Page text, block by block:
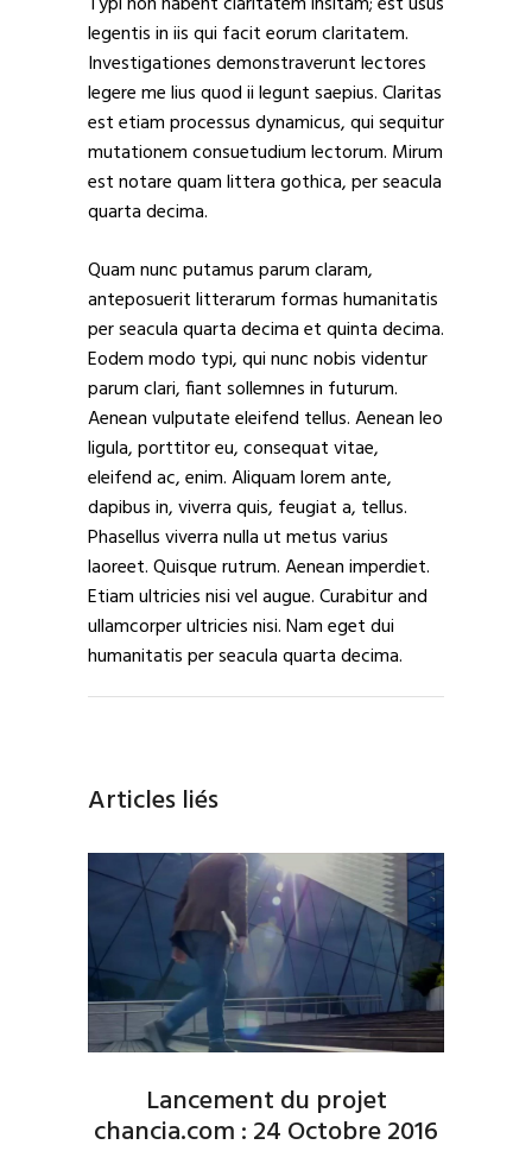
legentis in iis qui facit eorum claritatem.
Investigationes demonstraverunt lectores
legere me lius quod ii legunt saepius. Claritas
est etiam processus dynamicus, qui sequitur
mutationem consuetudium lectorum. Mirum
est notare quam littera gothica, per seacula
quarta decima.
Quam nunc putamus parum claram,
anteposuerit litterarum formas humanitatis
per seacula quarta decima et quinta decima.
Eodem modo typi, qui nunc nobis videntur
parum clari, fiant sollemnes in futurum.
Aenean vulputate eleifend tellus. Aenean leo
ligula, porttitor eu, consequat vitae,
eleifend ac, enim. Aliquam lorem ante,
dapibus in, viverra quis, feugiat a, tellus.
Phasellus viverra nulla ut metus varius
laoreet. Quisque rutrum. Aenean imperdiet.
Etiam ultricies nisi vel augue. Curabitur and
ullamcorper ultricies nisi. Nam eget dui
humanitatis per seacula quarta decima.
Articles liés
Lancement du projet
chancia.com : 24 Octobre 2016